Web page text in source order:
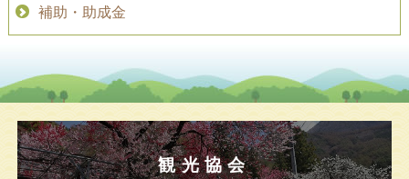
補助・助成金
観光協会